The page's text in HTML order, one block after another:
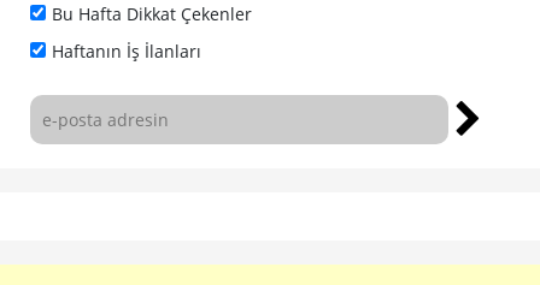
Bu Hafta Dikkat Çekenler
Haftanın İş İlanları